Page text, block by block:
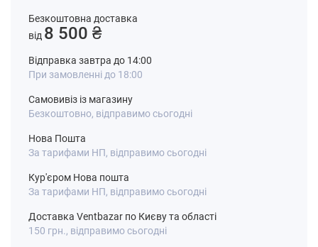
Безкоштовна доставка
від 8 500 ₴
Відправка завтра до 14:00
При замовленні до 18:00
Самовивіз із магазину
Безкоштовно, відправимо сьогодні
Нова Пошта
За тарифами НП, відправимо сьогодні
Кур'єром Нова пошта
За тарифами НП, відправимо сьогодні
Доставка Ventbazar по Києву та області
150 грн., відправимо сьогодні